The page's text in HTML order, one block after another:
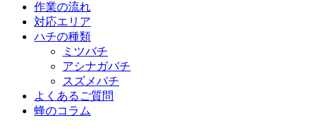
作業の流れ
対応エリア
ハチの種類
ミツバチ
アシナガバチ
スズメバチ
よくあるご質問
蜂のコラム